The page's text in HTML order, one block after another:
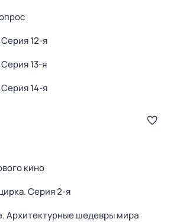
Серия 12-я
Серия 13-я
Серия 14-я
кино
. Серия 2-я
Архитектурные шедевры мира